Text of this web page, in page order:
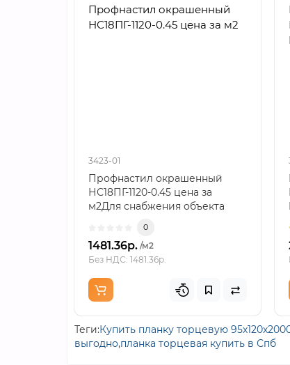
Профнастил окрашенный
НС18ПГ-1120-0.45 цена за м2
3423-01
Профнастил окрашенный
НС18ПГ-1120-0.45 цена за
м2Для снабжения объекта
0
1481.36р. /м2
Без НДС: 1481.36р.
Теги:Купить планку торцевую
выгодно,планка торцевая купить в Спб